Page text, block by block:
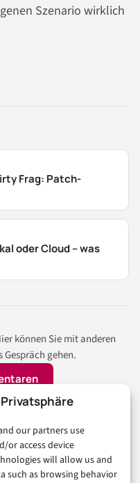
our partners use
or access device
will allow us and
such as browsing behavior
Szenario wirklich
Frag: Patch-
oder Cloud – was
können Sie mit anderen
Gespräch gehen.